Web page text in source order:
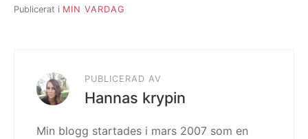
Publicerat i MIN VARDAG
PUBLICERAD AV
Hannas krypin
Min blogg startades i mars 2007 som en